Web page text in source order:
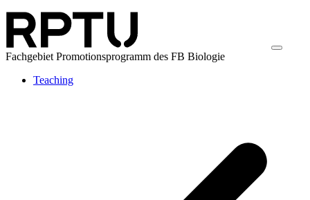
Fachgebiet Promotionsprogramm des FB Biologie
Teaching